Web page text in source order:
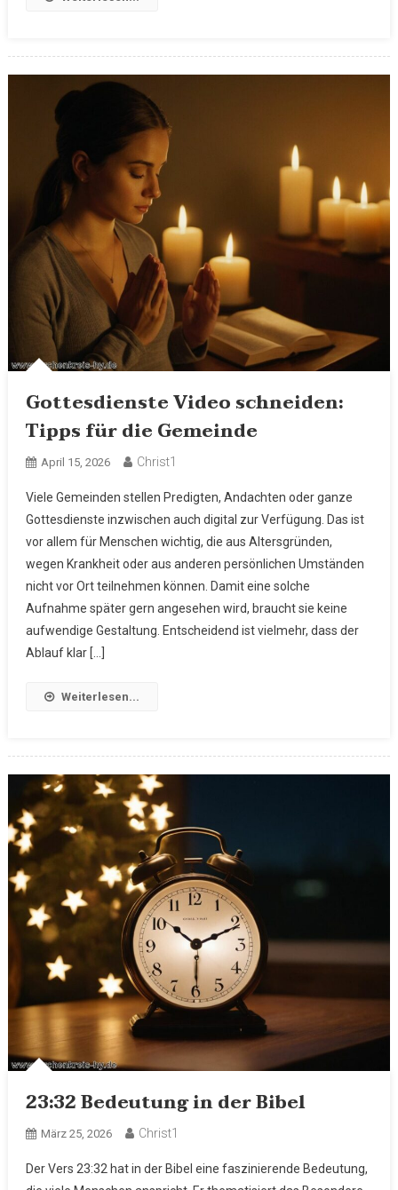
Gottesdienste Video schneiden:
Tipps für die Gemeinde
April 15, 2026 Christ1
Viele Gemeinden stellen Predigten, Andachten oder ganze
Gottesdienste inzwischen auch digital zur Verfügung. Das ist
vor allem für Menschen wichtig, die aus Altersgründen,
wegen Krankheit oder aus anderen persönlichen Umständen
nicht vor Ort teilnehmen können. Damit eine solche
Aufnahme später gern angesehen wird, braucht sie keine
aufwendige Gestaltung. Entscheidend ist vielmehr, dass der
Ablauf klar […]
Weiterlesen...
23:32 Bedeutung in der Bibel
März 25, 2026 Christ1
Der Vers 23:32 hat in der Bibel eine faszinierende Bedeutung,